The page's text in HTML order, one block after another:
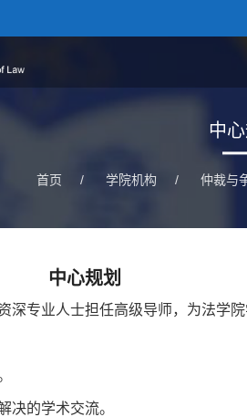
中
首页 / 学院机构 / 仲裁与
中心规划
深专业人士担任高级导师，为法学
决的学术交流。